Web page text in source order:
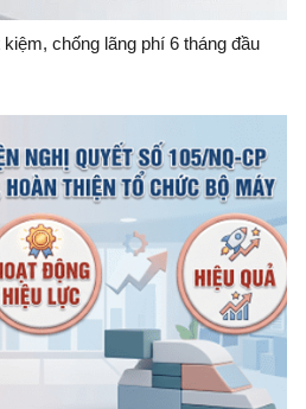
chống lãng phí 6 tháng đầu